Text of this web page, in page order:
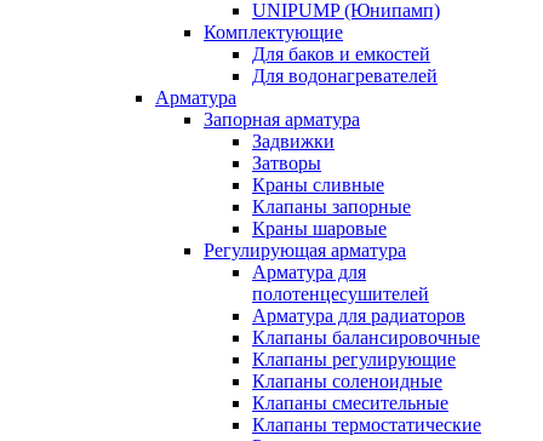
UNIPUMP (Юнипамп)
Комплектующие
Для баков и емкостей
Для водонагревателей
Арматура
Запорная арматура
Задвижки
Затворы
Краны сливные
Клапаны запорные
Краны шаровые
Регулирующая арматура
Арматура для
полотенцесушителей
Арматура для радиаторов
Клапаны балансировочные
Клапаны регулирующие
Клапаны соленоидные
Клапаны смесительные
Клапаны термостатические